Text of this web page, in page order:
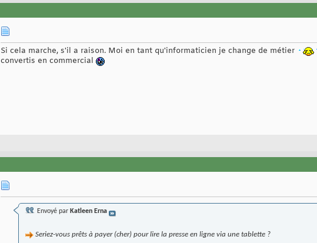
Si cela marche, s'il a raison. Moi en tant qu'informaticien je change de métier
convertis en commercial
Envoyé par Katleen Erna
Seriez-vous prêts à payer (cher) pour lire la presse en ligne via une tablette ?